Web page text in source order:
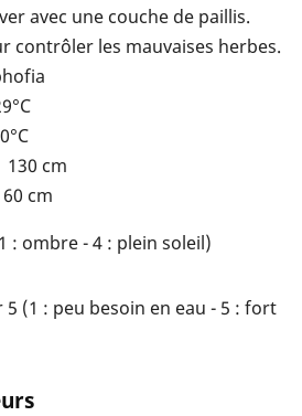
avec une couche de paillis.
contrôler les mauvaises herbes.
130 cm
60 cm
: ombre - 4 : plein soleil)
5 (1 : peu besoin en eau - 5 : fort